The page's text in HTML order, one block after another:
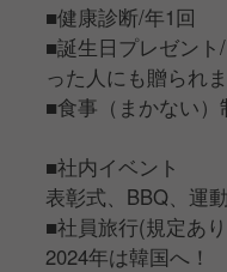
■健康診断/年1回
■誕生日プレゼン
った人にも贈られ
■食事（まかない）
■社内イベント
表彰式、BBQ、運
■社員旅行(規定あ
2024年は韓国へ！